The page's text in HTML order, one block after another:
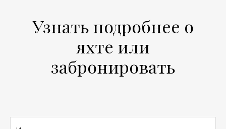
Узнать подробнее о
яхте или
забронировать